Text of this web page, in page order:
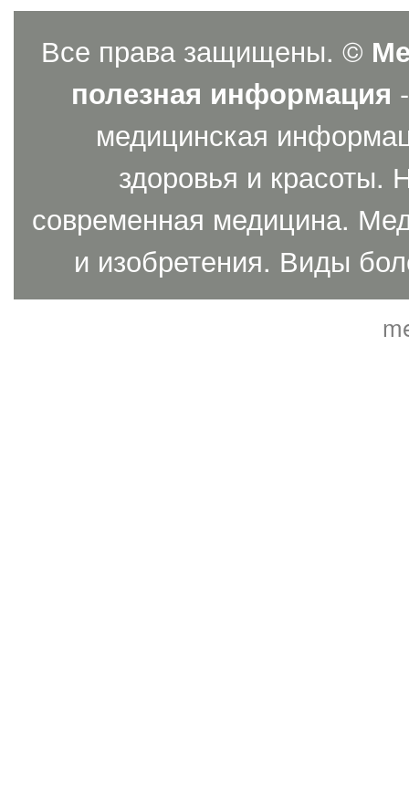
Все права защищены. ©
полезная информация
медицинская
здоровья и красоты.
современная медицина.
и изобретения. Виды